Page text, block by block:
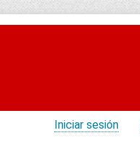
Iniciar sesión